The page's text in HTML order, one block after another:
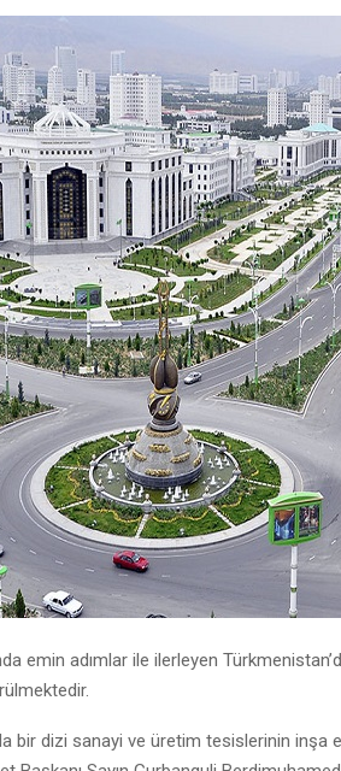
emin adımlar ile ilerleyen
bir dizi sanayi ve üretim tesislerinin inşa